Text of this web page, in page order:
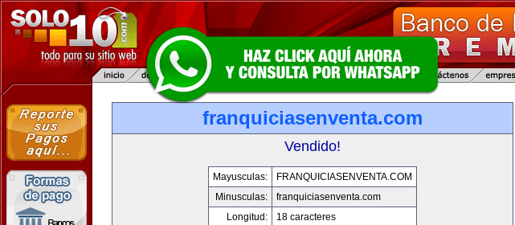
franquiciasenventa.com
Vendido!
Mayusculas:
FRANQUICIASENVENTA.COM
Minusculas:
franquiciasenventa.com
Longitud:
18 caracteres